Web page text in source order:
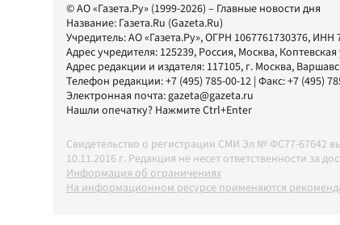
© АО «Газета.Ру» (1999-2026) – Главные новости дня
Название: Газета.Ru (Gazeta.Ru)
Учредитель:АО «Газета.Ру», ОГРН 1067761730376, ИНН
Адрес учредителя: 125239, Россия, Москва,
Адрес редакции и издателя: 117105, г. Москва,
Телефон редакции:+7 (495) 785-00-12 | Факс:+7 (495)
Электронная почта:gazeta@gazeta.ru
Нашли опечатку? Нажмите Ctrl+Enter
Свидетельство о регистрации СМИ Эл № ФС77-67642
10.11.2016 г. Редакция не несет ответственности
Информация об ограничениях
На информационном ресурсе применяются